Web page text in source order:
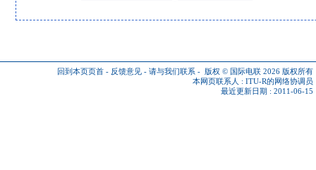
回到本页页首 - 反馈意见 - 请与我们联系 - 版权 © 国际电联 2026 版权所有
本网页联系人 : ITU-R的网络协调员
最近更新日期 : 2011-06-15